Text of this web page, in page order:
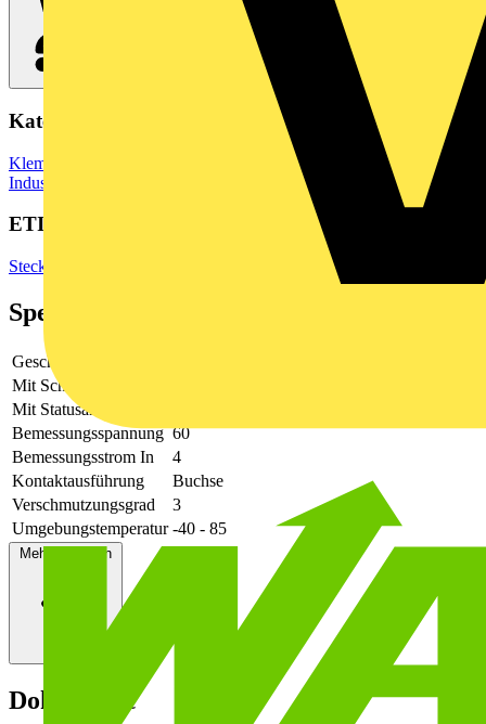
Kategorien
Klemmen, Steckverbinder & Verbindungselemente
Industriesteckverbinder
ETIM Group
Steckverbinder
Spezifikationen
Geschirmt
Mit Schutzleiter
Mit Statusanzeige
Bemessungsspannung 60
Bemessungsstrom In
4
Kontaktausführung
Buchse
Verschmutzungsgrad
3
Umgebungstemperatur -40 - 85
Mehr anzeigen
Dokumente